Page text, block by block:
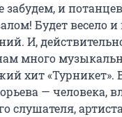
и
Будет весело
И,
много
хит «Турникет».
— человека,
слушателя,